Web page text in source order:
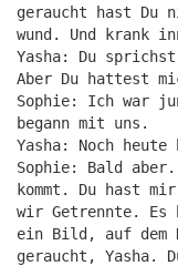
geraucht hast Du
wund. Und krank
Yasha: Du
Aber Du hattest
Sophie: Ich war
begann mit uns.
Yasha: Noch
Sophie: Bald
kommt. Du hast
wir Getrennte. Es
ein Bild, auf dem
geraucht, Yasha.